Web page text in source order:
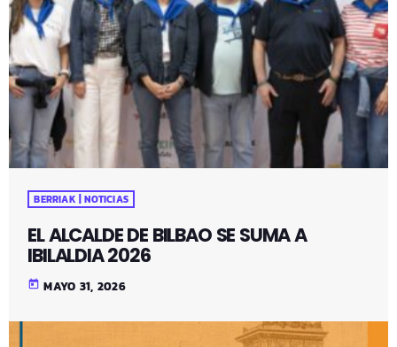
BERRIAK | NOTICIAS
EL ALCALDE DE BILBAO SE SUMA A
IBILALDIA 2026
today MAYO 31, 2026